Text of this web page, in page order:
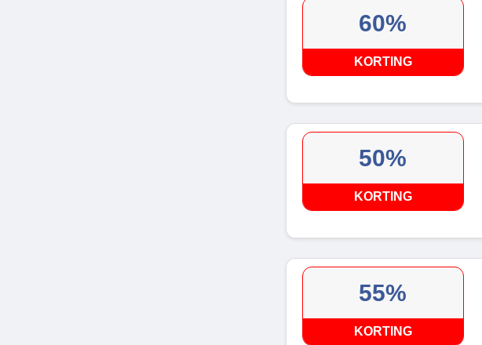
60%
KORTING
50%
KORTING
55%
KORTING